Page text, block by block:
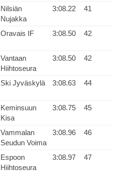
Nilsiän
Nujakka
3:08.22 41
Oravais IF 3:08.50 42
Vantaan
Hiihtoseura
3:08.50 42
Ski Jyväskylä 3:08.63 44
Keminsuun
Kisa
3:08.75 45
Vammalan
Seudun Voima
3:08.96 46
Espoon
Hiihtoseura
3:08.97 47